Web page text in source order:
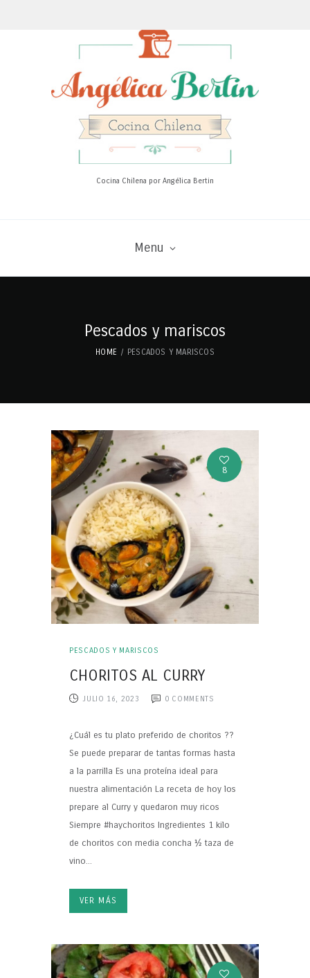
Cocina Chilena por Angélica Bertin
Menu
Pescados y mariscos
HOME PESCADOS Y MARISCOS
8
PESCADOS Y MARISCOS
CHORITOS AL CURRY
JULIO 16, 2023 0 COMMENTS
¿Cuál es tu plato preferido de choritos ??
Se puede preparar de tantas formas hasta
a la parrilla Es una proteína ideal para
nuestra alimentación La receta de hoy los
prepare al Curry y quedaron muy ricos
Siempre #haychoritos Ingredientes 1 kilo
de choritos con media concha ½ taza de
vino...
VER MÁS